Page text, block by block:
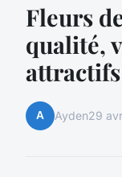
Fleurs
qualité,
attractifs
A Ayden29